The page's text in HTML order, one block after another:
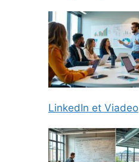
LinkedIn et Viadeo